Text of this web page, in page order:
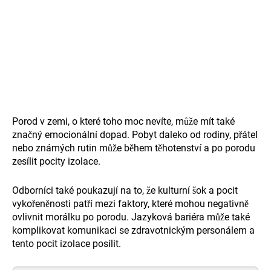
Porod v zemi, o které toho moc nevíte, může mít také
značný emocionální dopad. Pobyt daleko od rodiny, přátel
nebo známých rutin může během těhotenství a po porodu
zesílit pocity izolace.
Odborníci také poukazují na to, že kulturní šok a pocit
vykořeněnosti patří mezi faktory, které mohou negativně
ovlivnit morálku po porodu. Jazyková bariéra může také
komplikovat komunikaci se zdravotnickým personálem a
tento pocit izolace posílit.